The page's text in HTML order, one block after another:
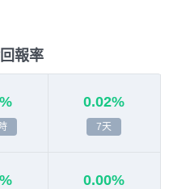
報率
0.02%
7天
0.00%